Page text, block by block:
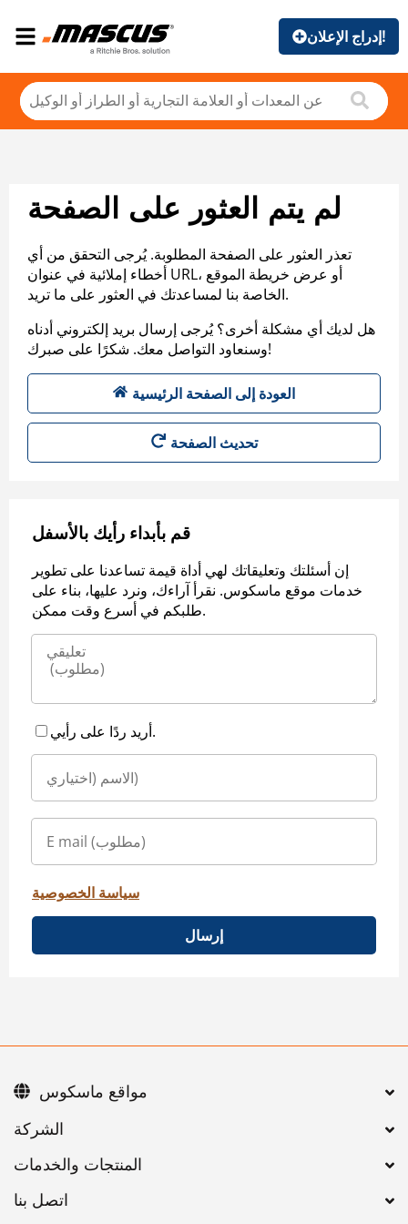
إدراج الإعلان!
لم يتم العثور على الصفحة
تعذر العثور على الصفحة المطلوبة. يُرجى التحقق من أي
أخطاء إملائية في عنوان URL، أو عرض خريطة الموقع
الخاصة بنا لمساعدتك في العثور على ما تريد.
هل لديك أي مشكلة أخرى؟ يُرجى إرسال بريد إلكتروني أدناه
وسنعاود التواصل معك. شكرًا على صبرك!
العودة إلى الصفحة الرئيسية
تحديث الصفحة
قم بأبداء رأيك بالأسفل
إن أسئلتك وتعليقاتك لهي أداة قيمة تساعدنا على تطوير
خدمات موقع ماسكوس. نقرأ آراءك، ونرد عليها، بناء على
طلبكم في أسرع وقت ممكن.
أريد ردًا على رأيي.
سياسة الخصوصية
إرسال
اتصل بنا
مواقع ماسكوس